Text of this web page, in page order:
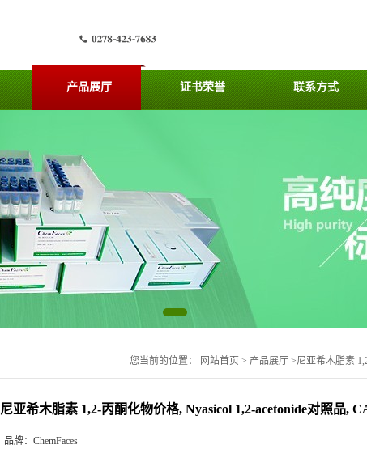
产品展厅 证书荣誉 联系方式
您当前的位置： 网站首页 > 产品展厅 >尼亚希木脂素
尼亚希木脂素 1,2-丙酮化物价格, Nyasicol 1,2-acetonide对照品,
品牌： ChemFaces